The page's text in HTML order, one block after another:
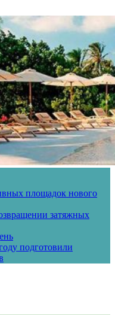
площадок нового
затяжных
подготовили